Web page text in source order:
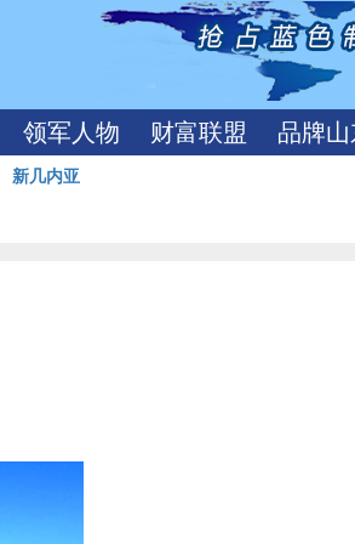
领军人物 财富联盟 品牌
新几内亚